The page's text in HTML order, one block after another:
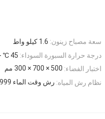
سعة مصباح زينون: 1.6 كيلو واط
درجة حرارة السبورة السوداء: 45 ℃ -90 ℃
اختبار الفضاء: 500 × 700 × 300 مم （LxDxH）
نظام رش المياه: رش وقت الماء 999 دقيقة ， قابل للتعديل